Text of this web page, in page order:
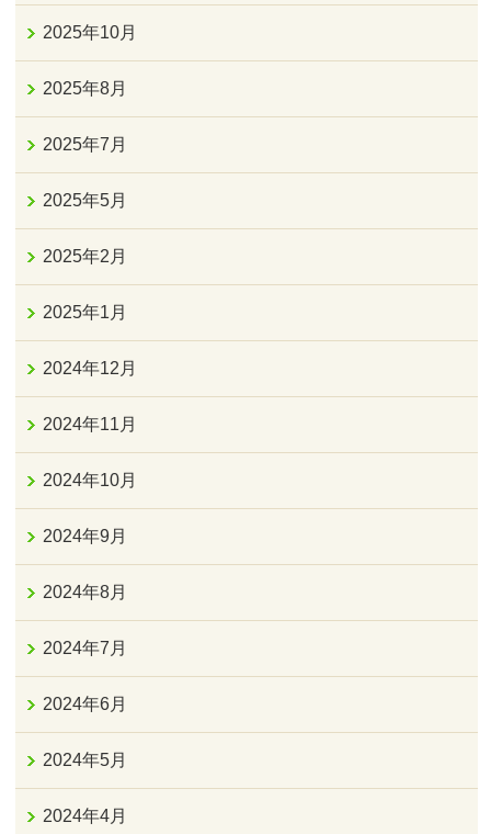
2025年10月
2025年8月
2025年7月
2025年5月
2025年2月
2025年1月
2024年12月
2024年11月
2024年10月
2024年9月
2024年8月
2024年7月
2024年6月
2024年5月
2024年4月